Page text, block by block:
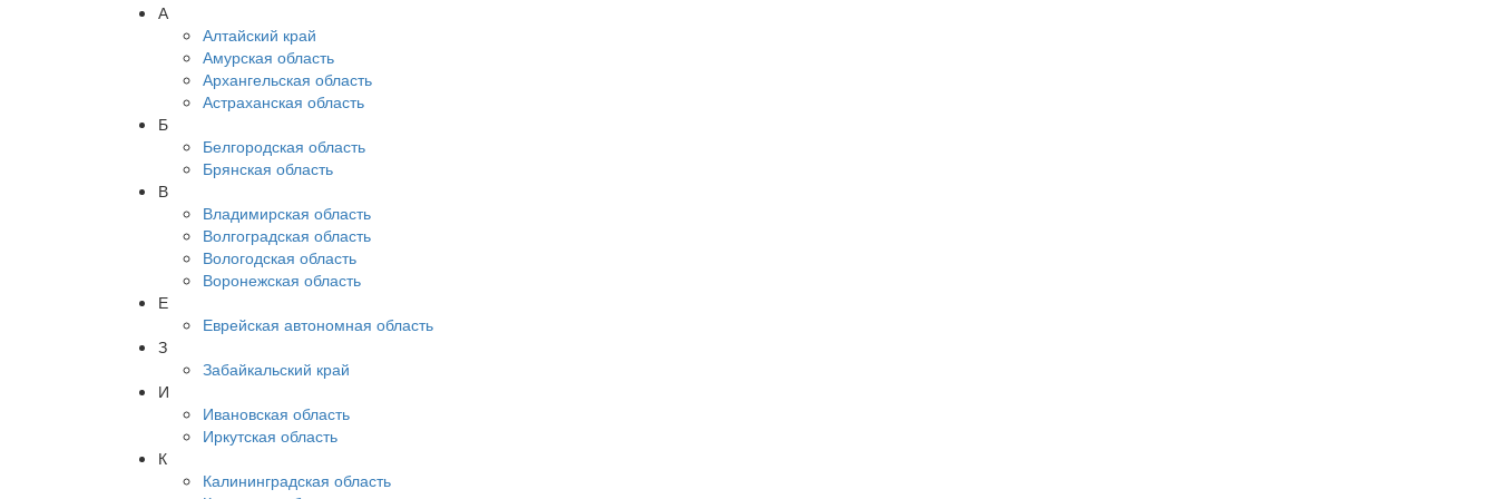
А
Алтайский край
Амурская область
Архангельская область
Астраханская область
Б
Белгородская область
Брянская область
В
Владимирская область
Волгоградская область
Вологодская область
Воронежская область
Е
Еврейская автономная область
З
Забайкальский край
И
Ивановская область
Иркутская область
К
Калининградская область